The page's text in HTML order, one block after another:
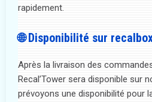
rapidement.
🌐 Disponibilité sur
Après la livraison des
Recal’Tower sera disponible sur
prévoyons une disponibilité pour